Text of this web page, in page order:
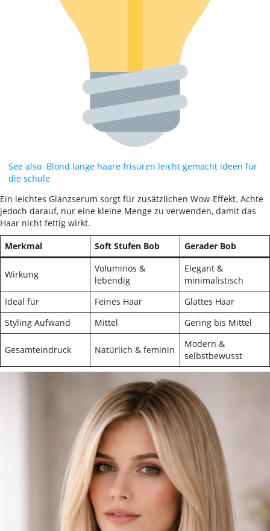
See also Blond lange haare frisuren leicht gemacht ideen für
die schule
Ein leichtes Glanzserum sorgt für zusätzlichen Wow-Effekt. Achte
jedoch darauf, nur eine kleine Menge zu verwenden, damit das
Haar nicht fettig wirkt.
Merkmal
Soft Stufen Bob Gerader Bob
Wirkung
Voluminös &
lebendig
Elegant &
minimalistisch
Ideal für
Feines Haar
Glattes Haar
Styling Aufwand
Mittel Gering bis Mittel
Gesamteindruck Natürlich & feminin
Modern &
selbstbewusst